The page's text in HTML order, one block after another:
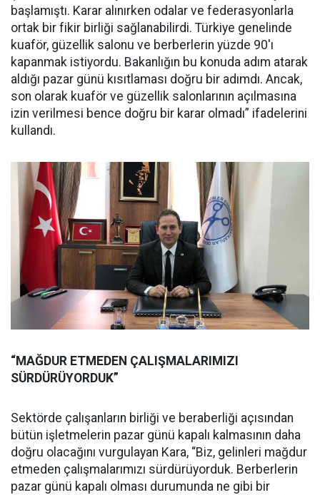
başlamıştı. Karar alınırken odalar ve federasyonlarla
ortak bir fikir birliği sağlanabilirdi. Türkiye genelinde
kuaför, güzellik salonu ve berberlerin yüzde 90'ı
kapanmak istiyordu. Bakanlığın bu konuda adım atarak
aldığı pazar günü kısıtlaması doğru bir adımdı. Ancak,
son olarak kuaför ve güzellik salonlarının açılmasına
izin verilmesi bence doğru bir karar olmadı” ifadelerini
kullandı.
“MAĞDUR ETMEDEN ÇALIŞMALARIMIZI
SÜRDÜRÜYORDUK”
Sektörde çalışanların birliği ve beraberliği açısından
bütün işletmelerin pazar günü kapalı kalmasının daha
doğru olacağını vurgulayan Kara, “Biz, gelinleri mağdur
etmeden çalışmalarımızı sürdürüyorduk. Berberlerin
pazar günü kapalı olması durumunda ne gibi bir